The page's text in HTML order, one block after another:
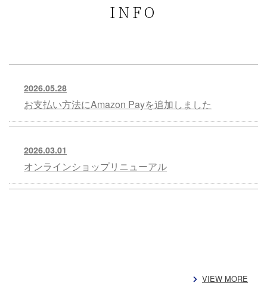
INFO
2026.05.28
お支払い方法にAmazon Payを追加しました
2026.03.01
オンラインショップリニューアル
VIEW MORE